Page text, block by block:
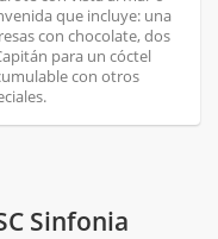
que incluye: una
con chocolate, dos
para un cóctel
con otros
Sinfonia